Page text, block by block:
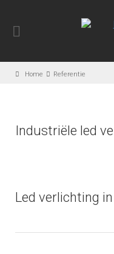
Home Referentie
Industriële led
Led verlichting